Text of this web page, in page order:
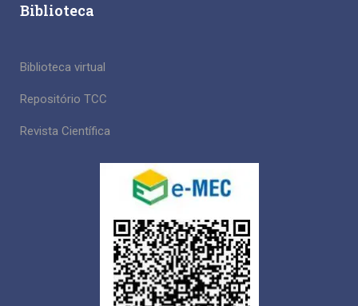
Biblioteca
Biblioteca virtual
Repositório TCC
Revista Científica